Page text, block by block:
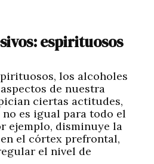
espirituosos
los alcoholes
de nuestra
ciertas actitudes,
es igual para todo el
ejemplo, disminuye la
el córtex prefrontal,
el nivel de